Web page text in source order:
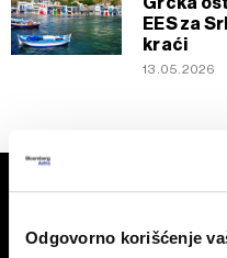
Odgovorno korišćenje
EES za
kraći
13.05.2026